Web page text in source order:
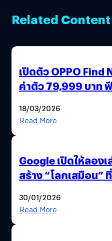
Related Content
เปิดตัว OPPO Find
ค่าตัว 79,999 บาท
18/03/2026
Read More
Google เปิดให้ลองเ
สร้าง “โลกเสมือน”
30/01/2026
Read More